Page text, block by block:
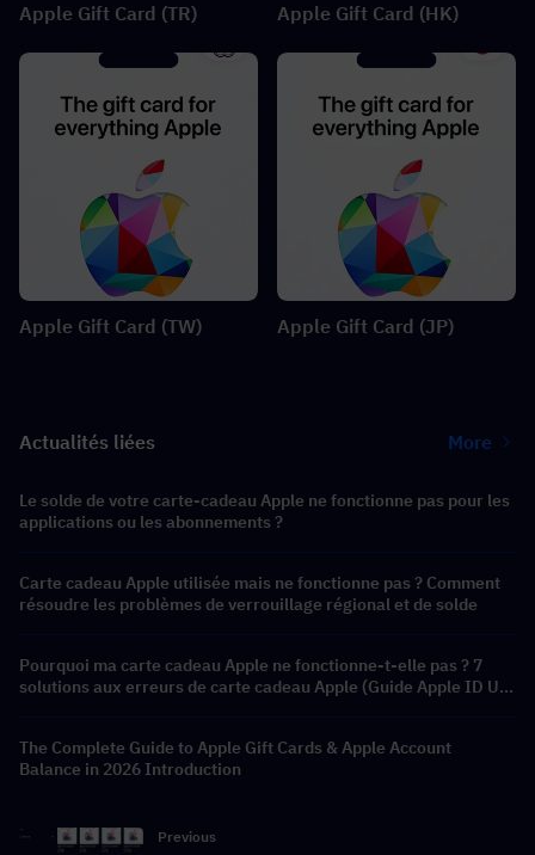
Apple Gift Card (TR) Apple Gift Card (HK)
Apple Gift Card (TW) Apple Gift Card (JP)
Actualités liées More
Le solde de votre carte-cadeau Apple ne fonctionne pas pour les
applications ou les abonnements ?
Carte cadeau Apple utilisée mais ne fonctionne pas ? Comment
résoudre les problèmes de verrouillage régional et de solde
Pourquoi ma carte cadeau Apple ne fonctionne-t-elle pas ? 7
solutions aux erreurs de carte cadeau Apple (Guide Apple ID US
The Complete Guide to Apple Gift Cards & Apple Account
Balance in 2026 Introduction
Previous